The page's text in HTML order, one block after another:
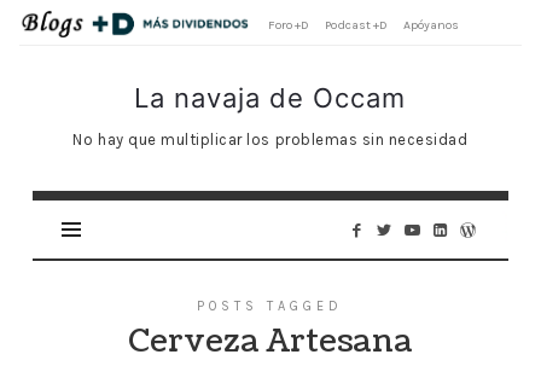
Foro +D Podcast +D Apóyanos
La
navaja
de
Occam
La navaja de Occam
No hay que multiplicar los problemas sin necesidad
POSTS TAGGED
Cerveza Artesana